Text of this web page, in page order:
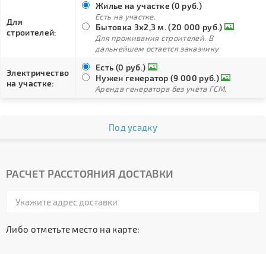
Для
строителей:
Жилье на участке (0 руб.)
Есть на участке.
Бытовка 3х2,3 м. (20 000 руб.)
Для проживания строителей. В
дальнейшем остается заказчику
Электричество
на участке:
Есть (0 руб.)
Нужен генератор (9 000 руб.)
Аренда генератора без учета ГСМ.
Под усадку
РАСЧЕТ РАССТОЯНИЯ ДОСТАВКИ
Либо отметьте место на карте: